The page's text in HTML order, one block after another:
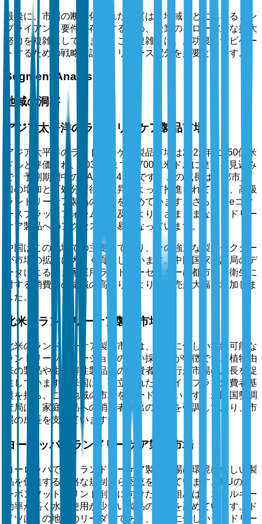
最後に、市場の断片化された性質は、地域ごとに異なるコン
プライアンス要件が存在するため、企業のグローバルな拡大
努力を複雑にしています。この複雑さは、成功裏にナビゲー
トするための戦略的計画とリソース配分を必要とします。
Segment Analysis
地域の洞察
アジア太平洋のランドリーケア製品市場
アジア太平洋のランドリーケア製品市場は2025年に450億米
ドルと評価され、2035年までに700億米ドルに達する見込み
で、予測期間中のCAGRは4.5%です。この成長は、都市人
口の増加と可処分所得の上昇によって推進されており、高級
ランドリーケア製品の需要を高めています。さらに、eコマ
ースプラットフォームの普及により、さまざまなランドリー
ケア製品へのアクセスが容易になっています。
中国はこの地域での主要国であり、その強力な製造セクター
が市場の拡大に大きく貢献しています。中国国家統計局のデ
ータによると、家庭用ランドリーセクターは都市化と衛生に
対する消費者の認識の高まりにより、販売が大幅に増加しま
した。
北米のランドリーケア製品市場
北米のランドリーケア製品市場は、環境に優しい持続可能な
ランドリーソリューションの高い採用率が特徴です。植物由
来の製品や生分解性製品への消費者の移行が市場の成長を促
進しています。米国は、確立された小売インフラと消費者基
盤を持ち、この地域の市場をリードしています。米国国勢調
査局は、家庭用品への消費者支出の増加を強調しており、市
場の成長を支えています。
ヨーロッパのランドリーケア製品市場
ヨーロッパでは、ランドリーケア製品市場は環境に優しい製
品を促進する厳格な規制から恩恵を受けています。EUのカ
ーボンフットプリント削減に向けた取り組みは、エネルギー
効率が高く水の使用が少ない製品の需要を高めています。ド
イツはこの地域のリーダーであり、環境に優しいランドリー